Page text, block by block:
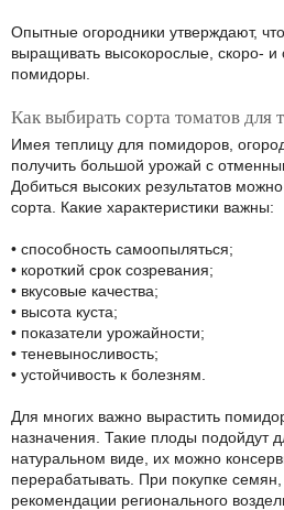
Опытные огородники утверждают,
выращивать высокорослые, скоро- и
помидоры.
Как выбирать сорта томатов для
Имея теплицу для помидоров,
получить большой урожай с
Добиться высоких результатов
сорта. Какие характеристики важны:
• способность самоопыляться;
• короткий срок созревания;
• вкусовые качества;
• высота куста;
• показатели урожайности;
• теневыносливость;
• устойчивость к болезням.
Для многих важно вырастить
назначения. Такие плоды подойдут
натуральном виде, их можно
перерабатывать. При покупке
рекомендации регионального